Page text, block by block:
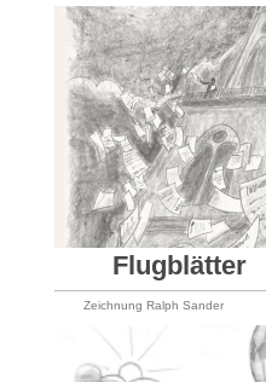
Flugblätter
Zeichnung Ralph Sander